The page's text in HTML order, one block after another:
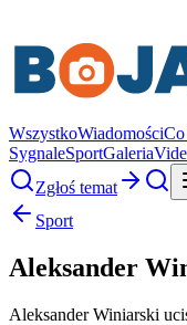
WszystkoWiadomości
SygnaleSportGaleria
Zgłoś temat
Sport
Aleksander
Aleksander Winiarski